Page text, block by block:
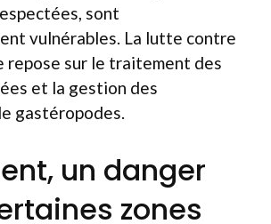
sont
vulnérables. La lutte contre
repose sur le traitement des
et la gestion des
gastéropodes.
un danger
zones